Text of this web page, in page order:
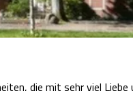
die mit sehr viel